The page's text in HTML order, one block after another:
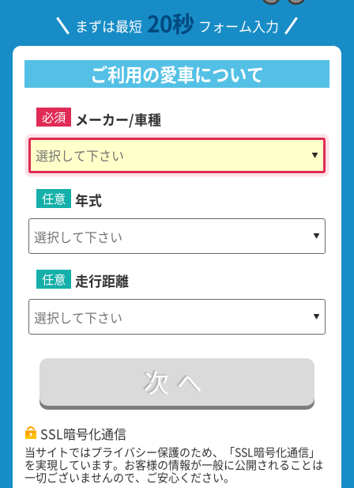
まずは最短 20秒 フォーム入力
ご利用の愛車について
メーカー/車種
必須
年式
任意
走行距離
任意
次へ
SSL暗号化通信
当サイトではプライバシー保護のため、「SSL暗号化通信」
を実現しています。お客様の情報が一般に公開されることは
一切ございませんので、ご安心ください。